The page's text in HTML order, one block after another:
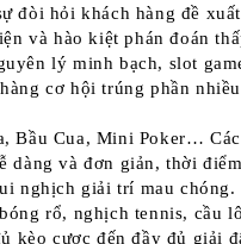
đòi hỏi khách hàng đề
và hào kiệt phán đoán
lý minh bạch, slot
cơ hội trúng phần
Bầu Cua, Mini Poker…
dàng và đơn giản, thời
nghịch giải trí mau chóng.
rổ, nghịch tennis, cầu
kèo cược đến đầy đủ giải